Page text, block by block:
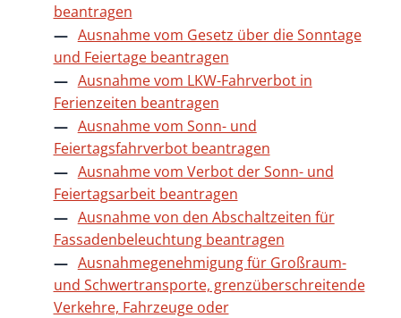
beantragen
Ausnahme vom Gesetz über die Sonntage
und Feiertage beantragen
Ausnahme vom LKW-Fahrverbot in
Ferienzeiten beantragen
Ausnahme vom Sonn- und
Feiertagsfahrverbot beantragen
Ausnahme vom Verbot der Sonn- und
Feiertagsarbeit beantragen
Ausnahme von den Abschaltzeiten für
Fassadenbeleuchtung beantragen
Ausnahmegenehmigung für Großraum-
und Schwertransporte, grenzüberschreitende
Verkehre, Fahrzeuge oder